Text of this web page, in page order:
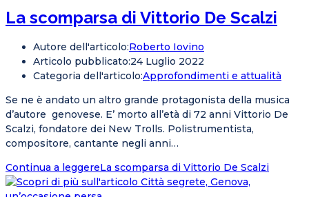
La scomparsa di Vittorio De Scalzi
Autore dell'articolo:Roberto Iovino
Articolo pubblicato:24 Luglio 2022
Categoria dell'articolo:Approfondimenti e attualità
Se ne è andato un altro grande protagonista della musica
d’autore genovese. E’ morto all’età di 72 anni Vittorio De
Scalzi, fondatore dei New Trolls. Polistrumentista,
compositore, cantante negli anni…
Continua a leggereLa scomparsa di Vittorio De Scalzi